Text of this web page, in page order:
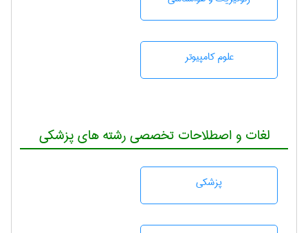
علوم کامپیوتر
لغات و اصطلاحات تخصصی رشته های پزشکی
پزشكی